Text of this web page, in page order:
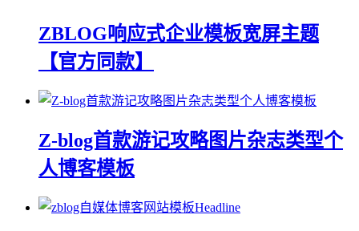
ZBLOG响应式企业模板宽屏主题
【官方同款】
Z-blog首款游记攻略图片杂志类型个
人博客模板